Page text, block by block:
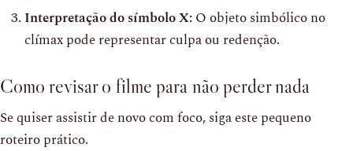
Interpretação do símbolo X:O objeto simbólico no
clímax pode representar culpa ou redenção.
Como revisar o filme para não perder nada
Se quiser assistir de novo com foco, siga este pequeno
roteiro prático.